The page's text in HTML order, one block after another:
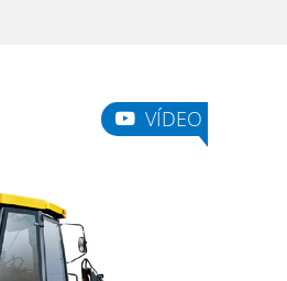
VÍDEO